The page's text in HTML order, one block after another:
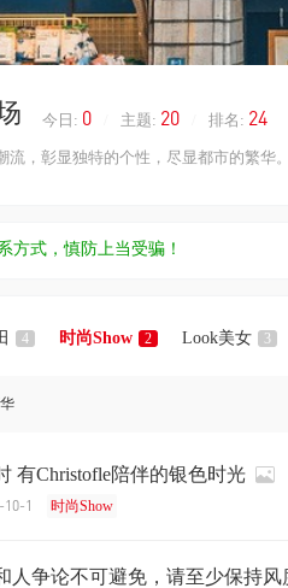
今日: 0 主题: 20 排名: 24
流，彰显独特的个性，尽显都市的繁华。
方式，慎防上当受骗！
4 时尚Show 2 Look美女 3
有Christofle陪伴的银色时光
1 时尚Show
人争论不可避免，请至少保持风